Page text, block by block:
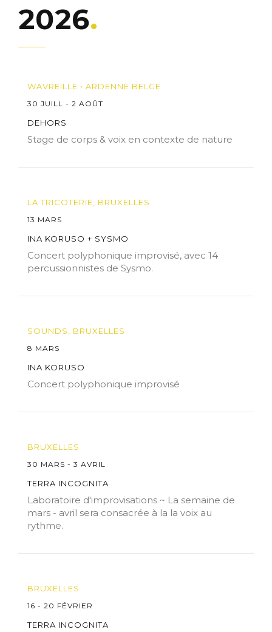
2026
WAVREILLE • ARDENNE BELGE
30 JUILL - 2 AOÛT
DEHORS
Stage de corps & voix en contexte de nature
LA TRICOTERIE, BRUXELLES
13 MARS
INA KORUSO + SYSMO
Concert polyphonique improvisé, avec 14
percussionnistes de Sysmo.
SOUNDS, BRUXELLES
8 MARS
INA KORUSO
Concert polyphonique improvisé
BRUXELLES
30 MARS - 3 AVRIL
TERRA INCOGNITA
Laboratoire d'improvisations ~ La semaine de
mars - avril sera consacrée à la la voix au
rythme.
BRUXELLES
16 - 20 FÉVRIER
TERRA INCOGNITA